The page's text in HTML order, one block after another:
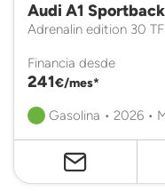
Audi A1 Sportback
Adrenalin edition 30
Financia desde
241€/mes*
Gasolina • 2026 •